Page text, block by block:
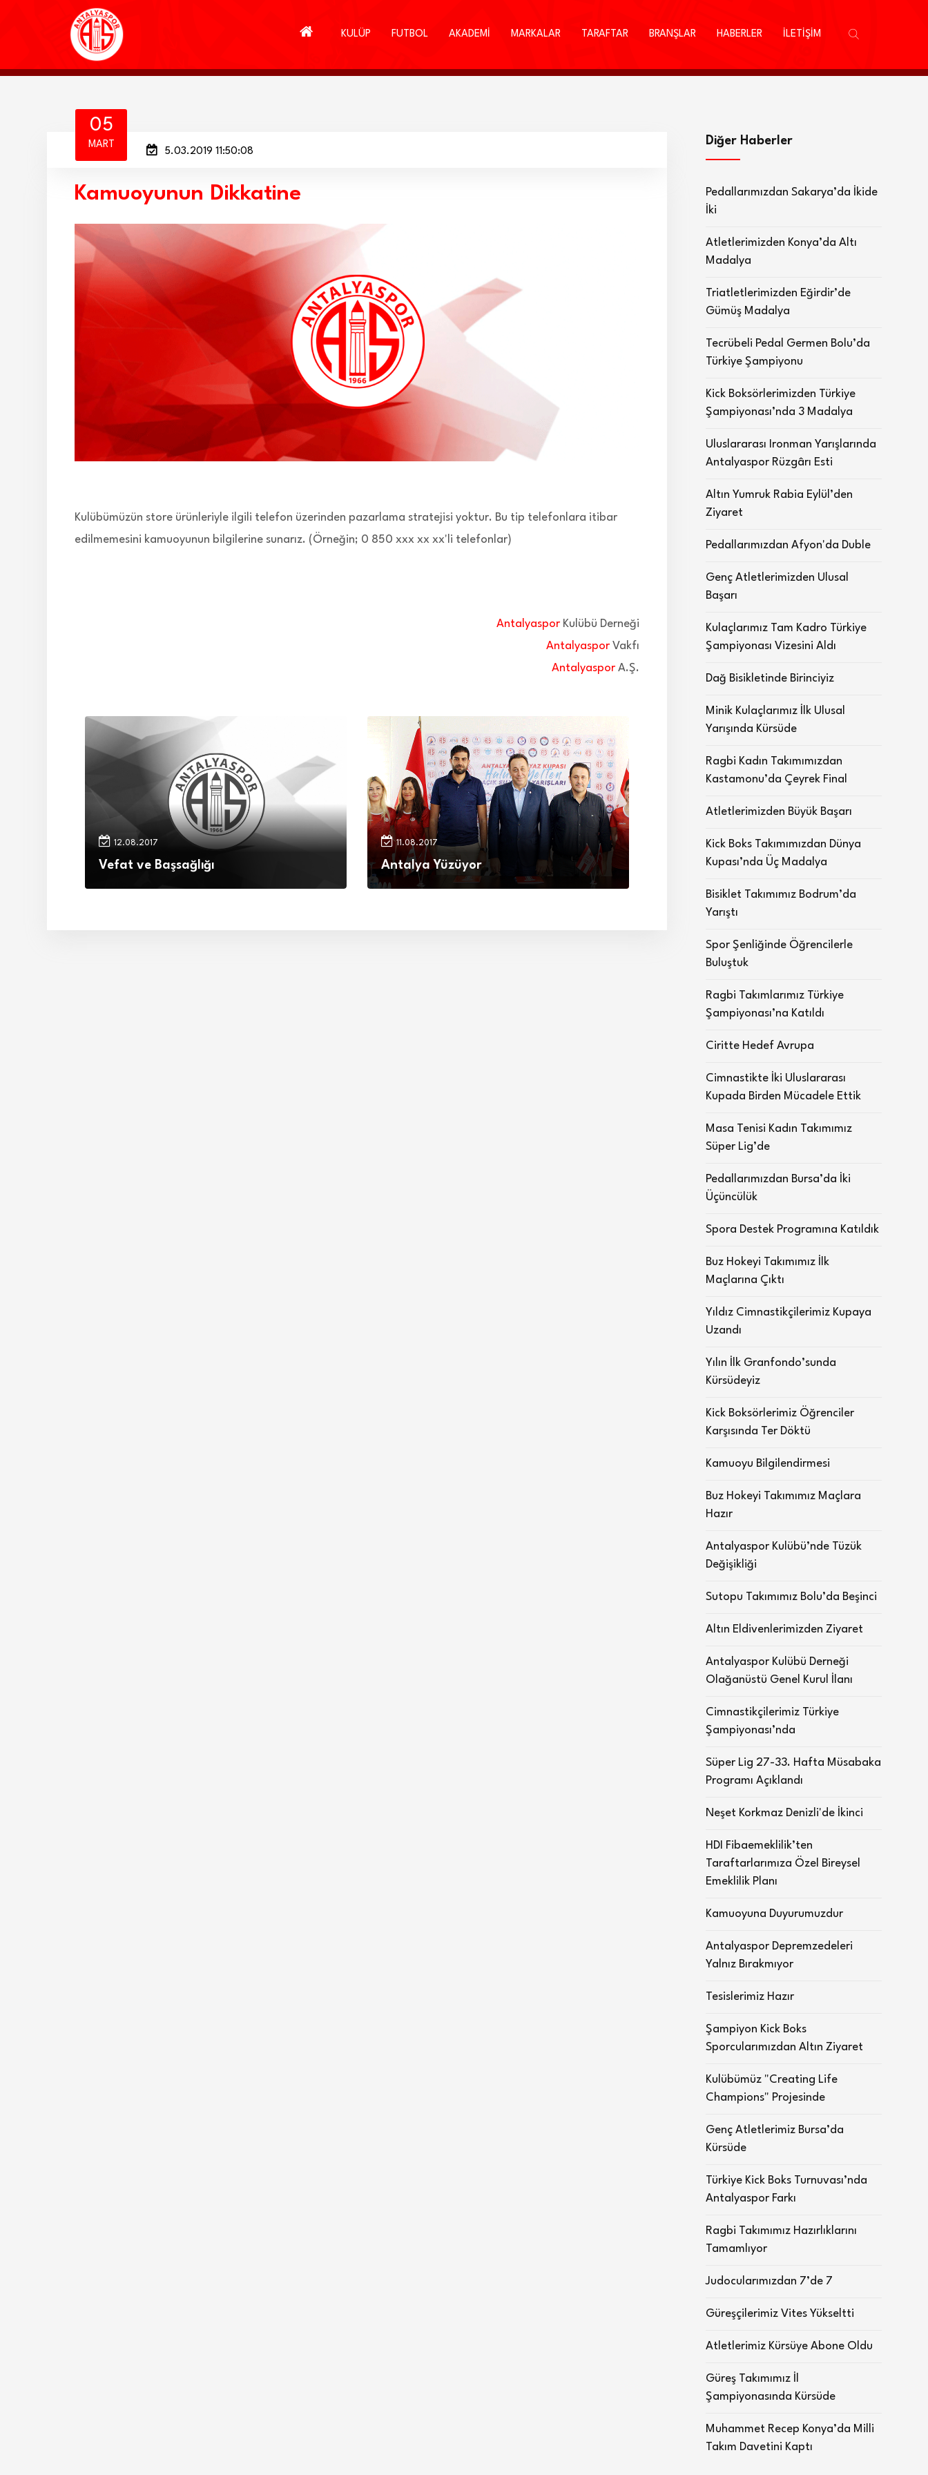
KULÜP FUTBOL AKADEMİ MARKALAR TARAFTAR BRANŞLAR HABERLER İLETİŞİM
05
MART
5.03.2019 11:50:08
Kamuoyunun Dikkatine
Kulübümüzün store ürünleriyle ilgili telefon üzerinden pazarlama stratejisi yoktur. Bu tip telefonlara itibar
edilmemesini kamuoyunun bilgilerine sunarız. (Örneğin; 0 850 xxx xx xx'li telefonlar)
Antalyaspor Kulübü Derneği
Antalyaspor Vakfı
Antalyaspor A.Ş.
12.08.2017
Vefat ve Başsağlığı
11.08.2017
Antalya Yüzüyor
Diğer Haberler
Pedallarımızdan Sakarya’da İkide
İki
Atletlerimizden Konya’da Altı
Madalya
Triatletlerimizden Eğirdir’de
Gümüş Madalya
Tecrübeli Pedal Germen Bolu’da
Türkiye Şampiyonu
Kick Boksörlerimizden Türkiye
Şampiyonası’nda 3 Madalya
Uluslararası Ironman Yarışlarında
Antalyaspor Rüzgârı Esti
Altın Yumruk Rabia Eylül’den
Ziyaret
Pedallarımızdan Afyon'da Duble
Genç Atletlerimizden Ulusal
Başarı
Kulaçlarımız Tam Kadro Türkiye
Şampiyonası Vizesini Aldı
Dağ Bisikletinde Birinciyiz
Minik Kulaçlarımız İlk Ulusal
Yarışında Kürsüde
Ragbi Kadın Takımımızdan
Kastamonu’da Çeyrek Final
Atletlerimizden Büyük Başarı
Kick Boks Takımımızdan Dünya
Kupası’nda Üç Madalya
Bisiklet Takımımız Bodrum’da
Yarıştı
Spor Şenliğinde Öğrencilerle
Buluştuk
Ragbi Takımlarımız Türkiye
Şampiyonası’na Katıldı
Ciritte Hedef Avrupa
Cimnastikte İki Uluslararası
Kupada Birden Mücadele Ettik
Masa Tenisi Kadın Takımımız
Süper Lig’de
Pedallarımızdan Bursa’da İki
Üçüncülük
Spora Destek Programına Katıldık
Buz Hokeyi Takımımız İlk
Maçlarına Çıktı
Yıldız Cimnastikçilerimiz Kupaya
Uzandı
Yılın İlk Granfondo’sunda
Kürsüdeyiz
Kick Boksörlerimiz Öğrenciler
Karşısında Ter Döktü
Kamuoyu Bilgilendirmesi
Buz Hokeyi Takımımız Maçlara
Hazır
Antalyaspor Kulübü’nde Tüzük
Değişikliği
Sutopu Takımımız Bolu’da Beşinci
Altın Eldivenlerimizden Ziyaret
Antalyaspor Kulübü Derneği
Olağanüstü Genel Kurul İlanı
Cimnastikçilerimiz Türkiye
Şampiyonası’nda
Süper Lig 27-33. Hafta Müsabaka
Programı Açıklandı
Neşet Korkmaz Denizli'de İkinci
HDI Fibaemeklilik’ten
Taraftarlarımıza Özel Bireysel
Emeklilik Planı
Kamuoyuna Duyurumuzdur
Antalyaspor Depremzedeleri
Yalnız Bırakmıyor
Tesislerimiz Hazır
Şampiyon Kick Boks
Sporcularımızdan Altın Ziyaret
Kulübümüz "Creating Life
Champions" Projesinde
Genç Atletlerimiz Bursa’da
Kürsüde
Türkiye Kick Boks Turnuvası’nda
Antalyaspor Farkı
Ragbi Takımımız Hazırlıklarını
Tamamlıyor
Judocularımızdan 7’de 7
Güreşçilerimiz Vites Yükseltti
Atletlerimiz Kürsüye Abone Oldu
Güreş Takımımız İl
Şampiyonasında Kürsüde
Muhammet Recep Konya’da Milli
Takım Davetini Kaptı